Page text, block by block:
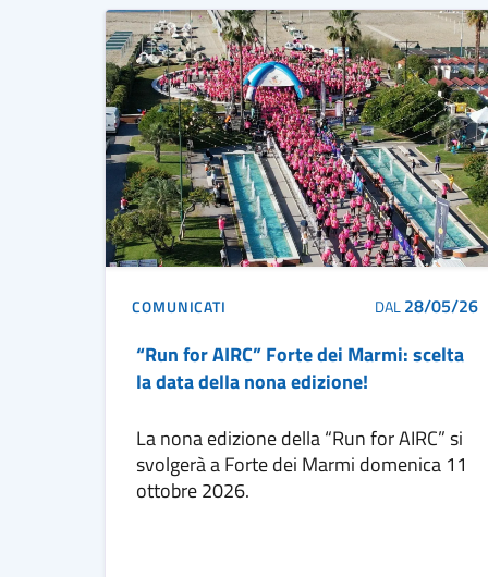
COMUNICATI DAL28/05/26
“Run for AIRC” Forte dei Marmi: scelta
la data della nona edizione!
La nona edizione della “Run for AIRC” si
svolgerà a Forte dei Marmi domenica 11
ottobre 2026.